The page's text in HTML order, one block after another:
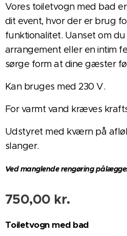
Vores toiletvogn med bad
dit event, hvor der er brug
funktionalitet. Uanset om
arrangement eller en intim
sørge form at dine gæster
Kan bruges med 230 V.
For varmt vand kræves
Udstyret med kværn på
slanger.
Ved manglende rengøring
750,00 kr.
Toiletvogn med bad